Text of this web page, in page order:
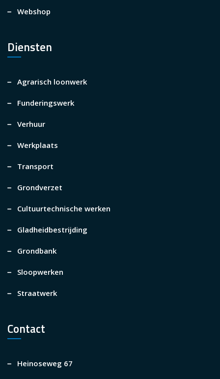
Webshop
Diensten
Agrarisch loonwerk
Funderingswerk
Verhuur
Werkplaats
Transport
Grondverzet
Cultuurtechnische werken
Gladheidbestrijding
Grondbank
Sloopwerken
Straatwerk
Contact
Heinoseweg 67